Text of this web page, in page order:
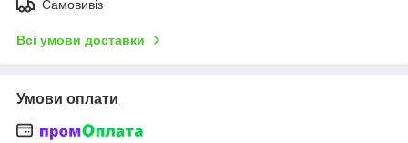
Самовивіз
Всі умови доставки
Умови оплати